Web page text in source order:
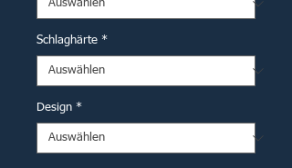
Schlaghärte *
Design *